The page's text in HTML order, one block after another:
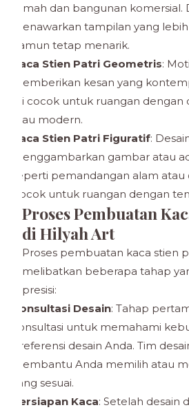
rumah dan bangunan komersial.
menawarkan tampilan yang
namun tetap menarik.
Kaca Stien Patri Geometris:
memberikan kesan yang
Ini cocok untuk ruangan dengan
atau modern.
Kaca Stien Patri Figuratif:
menggambarkan gambar atau
seperti pemandangan alam atau
Cocok untuk ruangan dengan
Proses Pembuatan
di Hilyah Art
Proses pembuatan kaca stien
melibatkan beberapa tahap
presisi:
Konsultasi Desain: Tahap
konsultasi untuk memahami
preferensi desain Anda. Tim
membantu Anda memilih atau
yang sesuai.
Persiapan Kaca: Setelah desain